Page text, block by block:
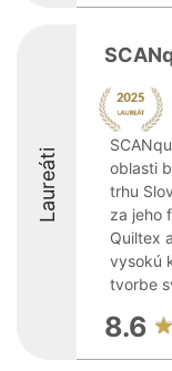
Laureáti
oblasti
trhu
za jeho
Quiltex
vysokú
tvorbe
8.6